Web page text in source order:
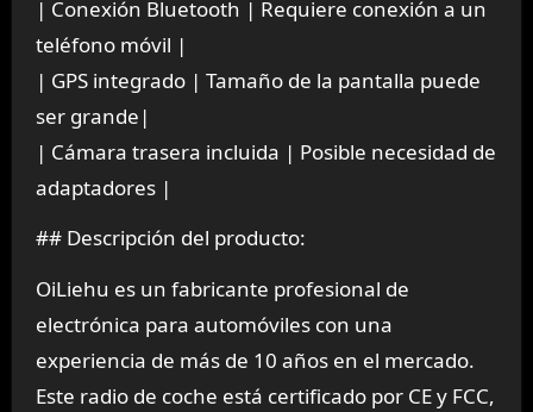
| Conexión Bluetooth | Requiere conexión a un
teléfono móvil |
| GPS integrado | Tamaño de la pantalla puede
ser grande|
| Cámara trasera incluida | Posible necesidad de
adaptadores |
## Descripción del producto:
OiLiehu es un fabricante profesional de
electrónica para automóviles con una
experiencia de más de 10 años en el mercado.
Este radio de coche está certificado por CE y FCC,